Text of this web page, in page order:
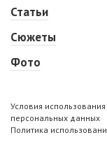
Статьи
Сюжеты
Фото
Условия
персональных данных
Политика